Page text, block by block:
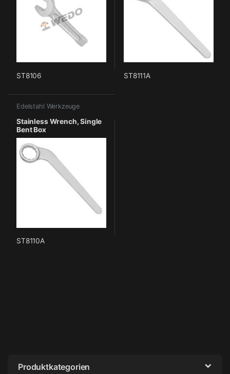
ST8106 ST8111A
Edelstahl Werkzeuge
Stainless Wrench, Single
Bent Box
ST8110A
Produktkategorien